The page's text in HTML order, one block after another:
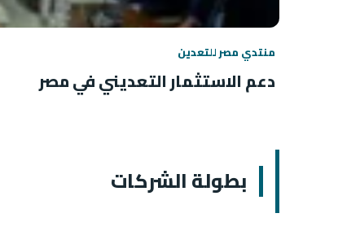
منتدي مصر للتعدين
دعم الاستثمار التعديني في مصر
بطولة الشركات